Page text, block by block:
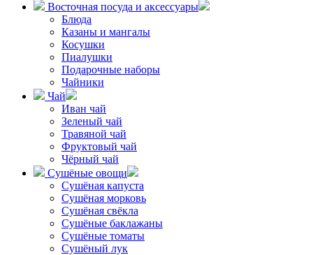
Восточная посуда и аксессуары
Блюда
Казаны и мангалы
Косушки
Пиалушки
Подарочные наборы
Чайники
Чай
Иван чай
Зеленый чай
Травяной чай
Фруктовый чай
Чёрный чай
Сушёные овощи
Сушёная капуста
Сушёная морковь
Сушёная свёкла
Сушёные баклажаны
Сушёные томаты
Сушёный лук